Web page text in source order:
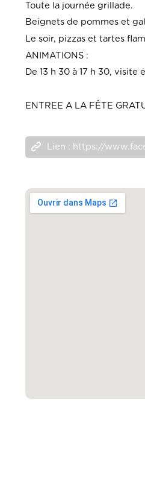
Toute la journée grillade.
Beignets de pommes et
Le soir, pizzas et tartes
ANIMATIONS :
De 13 h 30 à 17 h 30,
ENTREE A LA FÊTE
Lien : https://